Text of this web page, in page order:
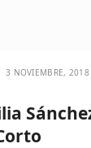
3 NOVIEMBRE, 2018